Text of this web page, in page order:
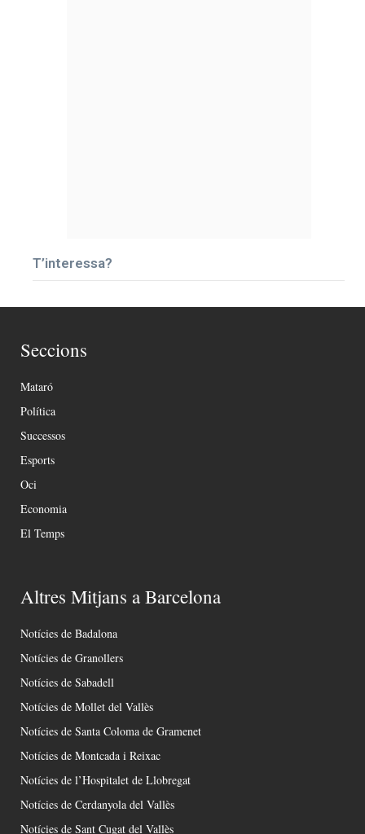
T’interessa?
Seccions
Mataró
Política
Successos
Esports
Oci
Economia
El Temps
Altres Mitjans a Barcelona
Notícies de Badalona
Notícies de Granollers
Notícies de Sabadell
Notícies de Mollet del Vallès
Notícies de Santa Coloma de Gramenet
Notícies de Montcada i Reixac
Notícies de l’Hospitalet de Llobregat
Notícies de Cerdanyola del Vallès
Notícies de Sant Cugat del Vallès